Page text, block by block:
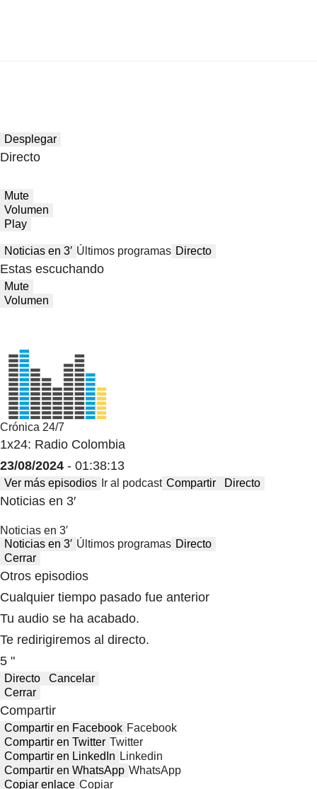
Desplegar
Directo
Mute
Volumen
Play
Noticias en 3′ Últimos programas Directo
Estas escuchando
Mute
Volumen
Crónica 24/7
1x24: Radio Colombia
23/08/2024 - 01:38:13
Ver más episodios Ir al podcast Compartir Directo
Noticias en 3′
Noticias en 3′
Noticias en 3′ Últimos programas Directo
Cerrar
Otros episodios
Cualquier tiempo pasado fue anterior
Tu audio se ha acabado.
Te redirigiremos al directo.
5 "
Directo
Cancelar
Cerrar
Compartir
Compartir en Facebook Facebook
Compartir en Twitter Twitter
Compartir en LinkedIn Linkedin
Compartir en WhatsApp WhatsApp
Copiar enlace Copiar